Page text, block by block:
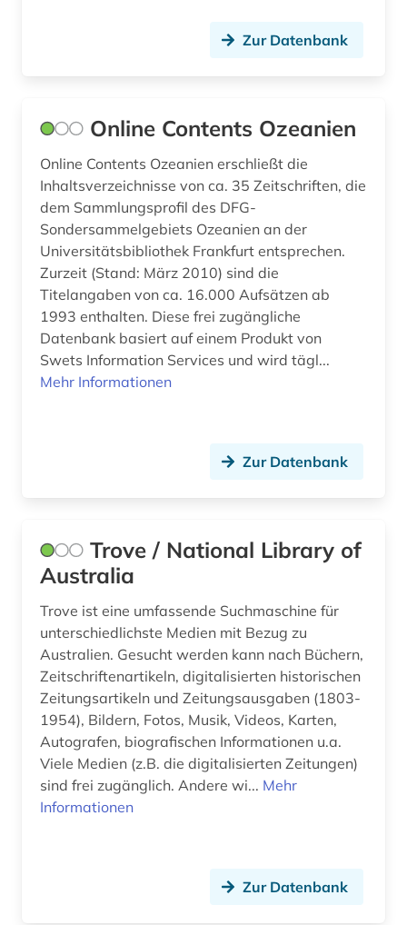
Zur Datenbank
Online Contents Ozeanien
Online Contents Ozeanien erschließt die
Inhaltsverzeichnisse von ca. 35 Zeitschriften, die
dem Sammlungsprofil des DFG-
Sondersammelgebiets Ozeanien an der
Universitätsbibliothek Frankfurt entsprechen.
Zurzeit (Stand: März 2010) sind die
Titelangaben von ca. 16.000 Aufsätzen ab
1993 enthalten. Diese frei zugängliche
Datenbank basiert auf einem Produkt von
Swets Information Services und wird tägl...
Mehr Informationen
Zur Datenbank
Trove / National Library of
Australia
Trove ist eine umfassende Suchmaschine für
unterschiedlichste Medien mit Bezug zu
Australien. Gesucht werden kann nach Büchern,
Zeitschriftenartikeln, digitalisierten historischen
Zeitungsartikeln und Zeitungsausgaben (1803-
1954), Bildern, Fotos, Musik, Videos, Karten,
Autografen, biografischen Informationen u.a.
Viele Medien (z.B. die digitalisierten Zeitungen)
sind frei zugänglich. Andere wi... Mehr
Informationen
Zur Datenbank